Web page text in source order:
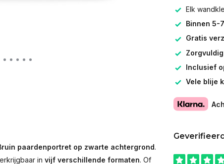
paardenportret op zwarte achtergrond.
in vijf verschillende formaten. Of
Elk
Binnen 5-
Gratis
Inclusief
Vele blije